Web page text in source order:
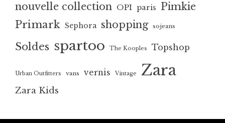
nouvelle collection OPI paris Pimkie
Primark Sephora shopping sojeans
Soldes spartoo The Kooples Topshop
Urban Outfitters vans vernis Vintage Zara
Zara Kids